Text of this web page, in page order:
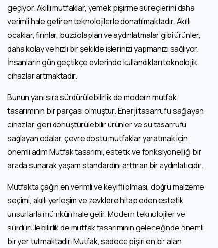
geçiyor. Akıllı mutfaklar, yemek pişirme süreçlerini daha
verimli hale getiren teknolojilerle donatılmaktadır. Akıllı
ocaklar, fırınlar, buzdolapları ve aydınlatmalar gibi ürünler,
daha kolay ve hızlı bir şekilde işlerinizi yapmanızı sağlıyor.
İnsanların gün geçtikçe evlerinde kullandıkları teknolojik
cihazlar artmaktadır.
Bunun yanı sıra sürdürülebilirlik de modern mutfak
tasarımının bir parçası olmuştur. Enerji tasarrufu sağlayan
cihazlar, geri dönüştürülebilir ürünler ve su tasarrufu
sağlayan odalar, çevre dostu mutfaklar yaratmak için
önemli adım Mutfak tasarımı, estetik ve fonksiyonelliği bir
arada sunarak yaşam standardını arttıran bir aydınlatıcıdır.
Mutfakta çağın en verimli ve keyifli olması, doğru malzeme
seçimi, akıllı yerleşim ve zevklere hitap eden estetik
unsurlarla mümkün hale gelir. Modern teknolojiler ve
sürdürülebilirlik de mutfak tasarımının geleceğinde önemli
bir yer tutmaktadır. Mutfak, sadece pişirilen bir alan